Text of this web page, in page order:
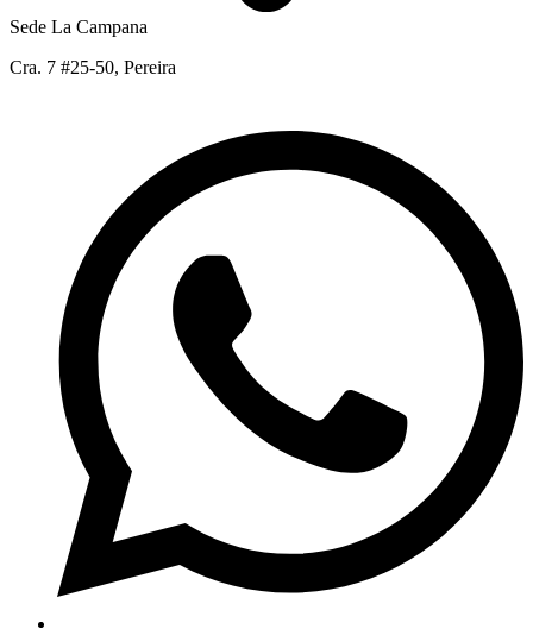
Sede La Campana
Cra. 7 #25-50, Pereira